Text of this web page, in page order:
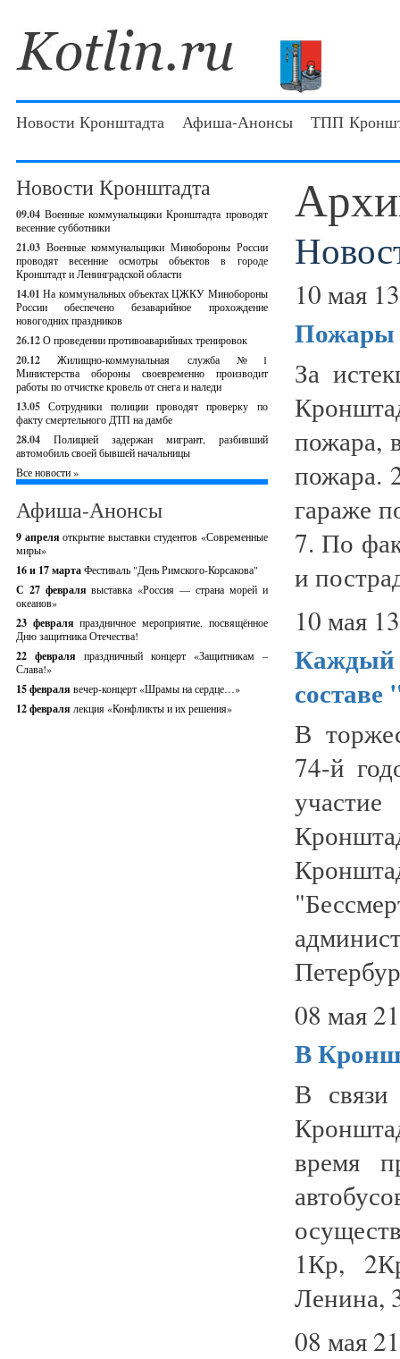
Новости Кронштадта Афиша-Анонсы ТПП
Новости Кронштадта
09.04 Военные коммунальщики Кронштадта проводят
весенние субботники
21.03 Военные коммунальщики Минобороны России
проводят весенние осмотры объектов в городе
Кронштадт и Ленинградской области
14.01 На коммунальных объектах ЦЖКУ Минобороны
России обеспечено безаварийное прохождение
новогодних праздников
26.12О проведении противоаварийных тренировок
20.12
Жилищно-коммунальная служба №1
Министерства обороны своевременно производит
работы по отчистке кровель от снега и наледи
13.05 Сотрудники полиции проводят проверку по
факту смертельного ДТП на дамбе
28.04
Полицией задержан мигрант, разбивший
автомобиль своей бывшей начальницы
Все новости »
Афиша-Анонсы
9 апреляоткрытие выставки студентов «Современные
миры»
16 и 17 мартаФестиваль "День Римского-Корсакова"
С 27 февралявыставка «Россия — страна морей и
океанов»
23 февраляпраздничное мероприятие, посвящённое
Дню защитника Отечества!
22 февраля праздничный концерт «Защитникам –
Слава!»
15 февраля вечер-концерт «Шрамы на сердце…»
12 февраля лекция «Конфликты и их решения»
10 мая
Пожары
За
пожара,
пожара.
гараже
7. По
и
10 мая
Каждый
В
74-й
08 мая
В
В связи
время
1Кр,
Ленина,
08 мая